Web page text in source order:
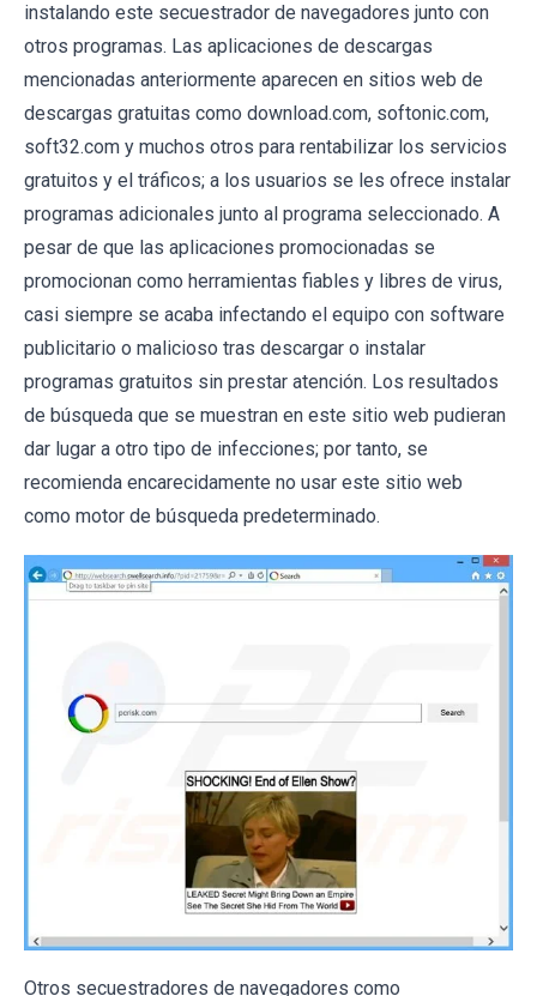
instalando este secuestrador de navegadores junto con
otros programas. Las aplicaciones de descargas
mencionadas anteriormente aparecen en sitios web de
descargas gratuitas como download.com, softonic.com,
soft32.com y muchos otros para rentabilizar los servicios
gratuitos y el tráficos; a los usuarios se les ofrece instalar
programas adicionales junto al programa seleccionado. A
pesar de que las aplicaciones promocionadas se
promocionan como herramientas fiables y libres de virus,
casi siempre se acaba infectando el equipo con software
publicitario o malicioso tras descargar o instalar
programas gratuitos sin prestar atención. Los resultados
de búsqueda que se muestran en este sitio web pudieran
dar lugar a otro tipo de infecciones; por tanto, se
recomienda encarecidamente no usar este sitio web
como motor de búsqueda predeterminado.
Otros secuestradores de navegadores como